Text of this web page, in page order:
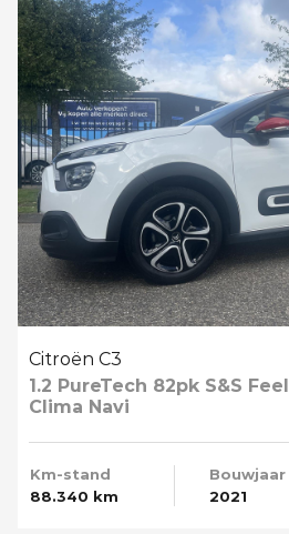
Citroën C3
1.2 PureTech 82pk S&S Feel
Clima Navi
Km-stand
88.340 km
Bouwjaar
2021